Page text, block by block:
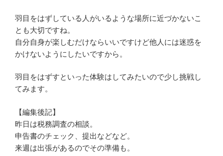
羽目をはずしている人がいるような場所に近づかないこ
とも大切ですね。
自分自身が楽しむだけならいいですけど他人には迷惑を
かけないようにしたいですから。
羽目をはずすといった体験はしてみたいので少し挑戦し
てみます。
【編集後記】
昨日は税務調査の相談。
申告書のチェック、提出などなど。
来週は出張があるのでその準備も。